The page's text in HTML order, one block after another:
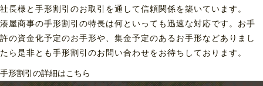
社長様と手形割引のお取引を通して信頼関係を築いています。
湊屋商事の手形割引の特長は何といっても迅速な対応です。お手
許の資金化予定のお手形や、集金予定のあるお手形などありまし
たら是非とも手形割引のお問い合わせをお待ちしております。
手形割引の詳細はこちら